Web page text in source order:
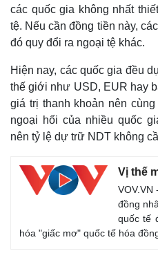
các quốc gia không nhất
tệ. Nếu cần đồng tiền này,
đó quy đổi ra ngoại tệ khác.
Hiện nay, các quốc gia đều
thế giới như USD, EUR hay
giá trị thanh khoản nên
ngoại hối của nhiều quốc
nên tỷ lệ dự trữ NDT không
Vị thế
VOV.VN
đồng
quốc tế
hóa "giấc mơ" quốc tế hóa